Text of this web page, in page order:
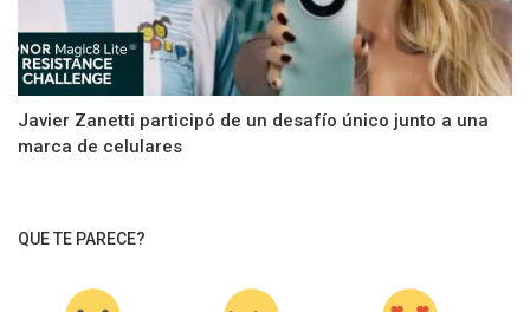
Javier Zanetti participó de un desafío único junto a una
marca de celulares
QUE TE PARECE?